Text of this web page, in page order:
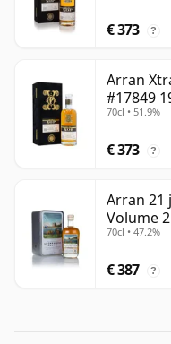
€ 373 ?
Arran
#17849
70cl • 51.9%
€ 373 ?
Arran 21
Volume
70cl • 47.2%
€ 387 ?